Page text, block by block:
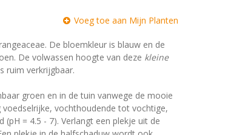
Voeg toe aan Mijn Planten
De bloemkleur is blauw en de
De volwassen hoogte van deze kleine
ruim verkrijgbaar.
groen en in de tuin vanwege de mooie
vochthoudende tot vochtige,
= 4.5 - 7). Verlangt een plekje uit de